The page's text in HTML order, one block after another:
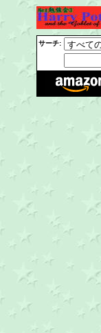
サーチ: